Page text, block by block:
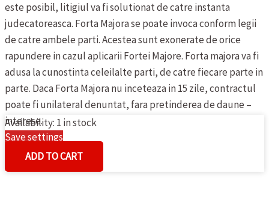
este posibil, litigiul va fi solutionat de catre instanta
judecatoreasca. Forta Majora se poate invoca conform legii
de catre ambele parti. Acestea sunt exonerate de orice
rapundere in cazul aplicarii Fortei Majore. Forta majora va fi
adusa la cunostinta celeilalte parti, de catre fiecare parte in
parte. Daca Forta Majora nu inceteaza in 15 zile, contractul
poate fi unilateral denuntat, fara pretinderea de daune –
interese.
Save settings
Cookies settings
Availability: 1 in stock
ADD TO CART